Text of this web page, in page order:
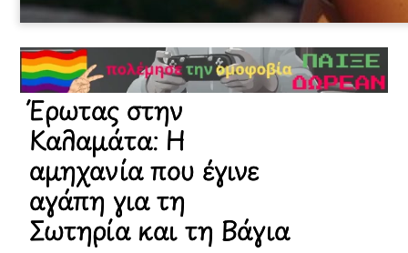
Έρωτας στην
Καλαμάτα: Η
αμηχανία που έγινε
αγάπη για τη
Σωτηρία και τη Βάγια